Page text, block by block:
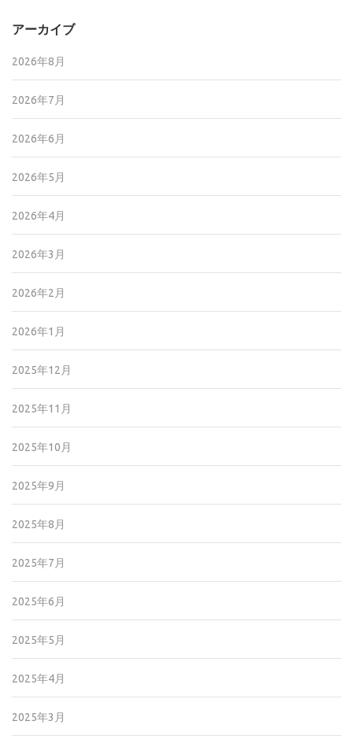
アーカイブ
2026年8月
2026年7月
2026年6月
2026年5月
2026年4月
2026年3月
2026年2月
2026年1月
2025年12月
2025年11月
2025年10月
2025年9月
2025年8月
2025年7月
2025年6月
2025年5月
2025年4月
2025年3月